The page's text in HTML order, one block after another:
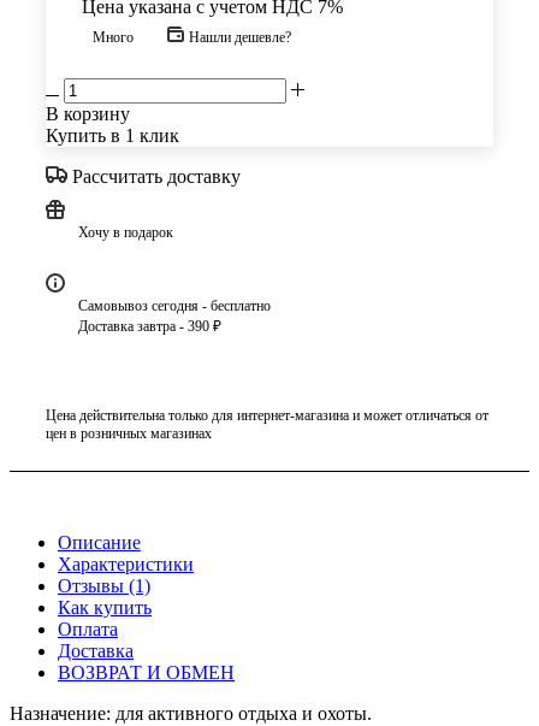
Цена указана с учетом НДС 7%
Много Нашли дешевле?
В корзину
Купить в 1 клик
Рассчитать доставку
Хочу в подарок
Самовывоз сегодня - бесплатно
Доставка завтра - 390 ₽
Цена действительна только для интернет-магазина и может отличаться от
цен в розничных магазинах
Описание
Характеристики
Отзывы (1)
Как купить
Оплата
Доставка
ВОЗВРАТ И ОБМЕН
Назначение: для активного отдыха и охоты.